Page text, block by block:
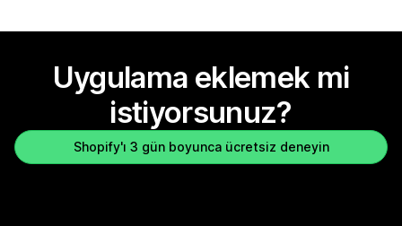
Uygulama eklemek mi
istiyorsunuz?
Shopify'ı 3 gün boyunca ücretsiz deneyin